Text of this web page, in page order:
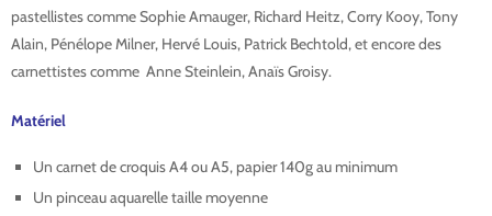
pastellistes comme Sophie Amauger, Richard Heitz, Corry Kooy, Tony
Alain, Pénélope Milner, Hervé Louis, Patrick Bechtold, et encore des
carnettistes comme Anne Steinlein, Anaïs Groisy.
Matériel
Un carnet de croquis A4 ou A5, papier 140g au minimum
Un pinceau aquarelle taille moyenne